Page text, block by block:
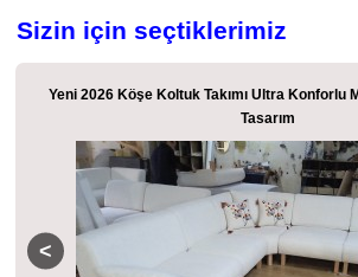
Sizin için seçtiklerimiz
Modüler Lüks Köşe Koltuk Özel Tasarım